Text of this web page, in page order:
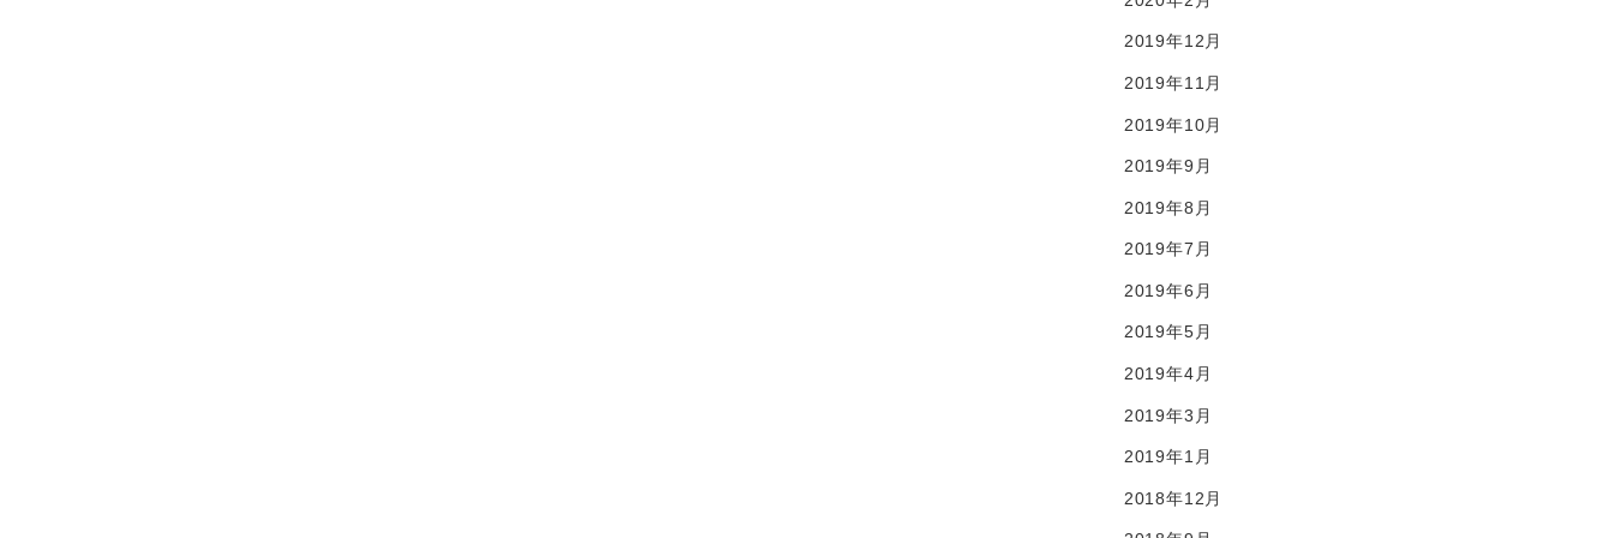
2019年12月
2019年11月
2019年10月
2019年9月
2019年8月
2019年7月
2019年6月
2019年5月
2019年4月
2019年3月
2019年1月
2018年12月